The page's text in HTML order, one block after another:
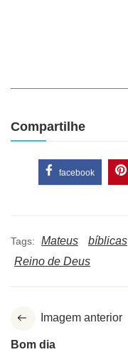
Compartilhe
facebook
Tags: Mateus bíblicas
Reino de Deus
Imagem anterior
Bom dia